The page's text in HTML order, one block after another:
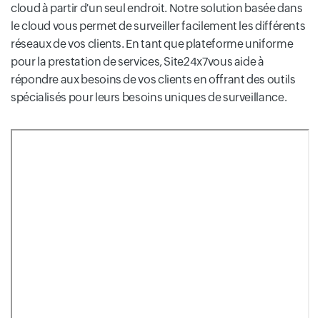
cloud à partir d'un seul endroit. Notre solution basée dans
le cloud vous permet de surveiller facilement les différents
réseaux de vos clients. En tant que plateforme uniforme
pour la prestation de services, Site24x7vous aide à
répondre aux besoins de vos clients en offrant des outils
spécialisés pour leurs besoins uniques de surveillance.